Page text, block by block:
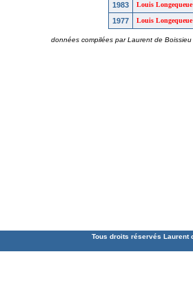
1983 Louis Longequeue
1977 Louis Longequeue
données compilées par Laurent de
Tous droits réservés Laurent